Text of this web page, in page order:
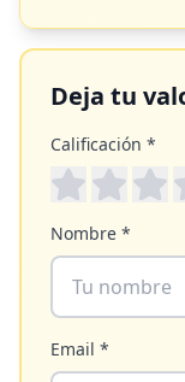
Deja tu
Calificación *
Nombre *
Email *